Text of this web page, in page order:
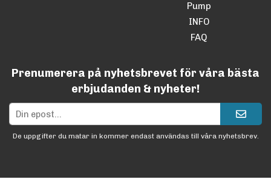
Pump
INFO
FAQ
Prenumerera på nyhetsbrevet för våra bästa
erbjudanden & nyheter!
De uppgifter du matar in kommer endast användas till våra nyhetsbrev.